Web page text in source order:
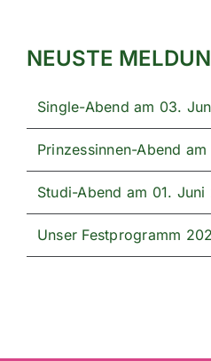
NEUSTE
Single-Abend am 03.
Prinzessinnen-Abend
Studi-Abend am 01. Juni
Unser Festprogramm